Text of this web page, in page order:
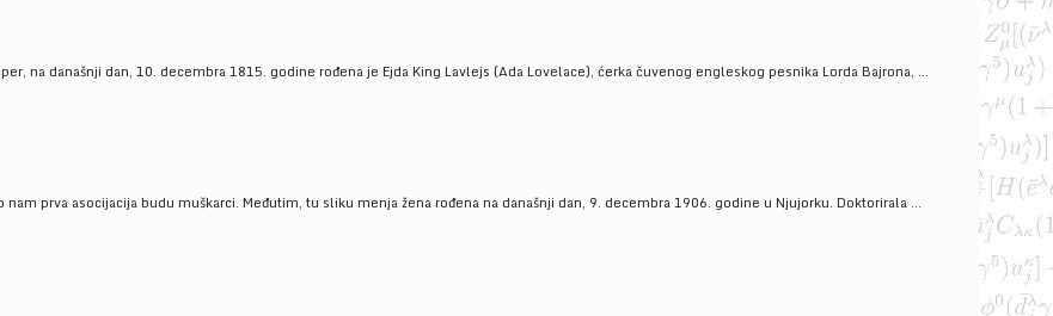
na današnji dan, 10. decembra 1815. godine rođena je Ejda King Lavlejs (Ada Lovelace), ćerka čuvenog engleskog pesnika Lorda Bajrona, ...
prva asocijacija budu muškarci. Međutim, tu sliku menja žena rođena na današnji dan, 9. decembra 1906. godine u Njujorku. Doktorirala ...